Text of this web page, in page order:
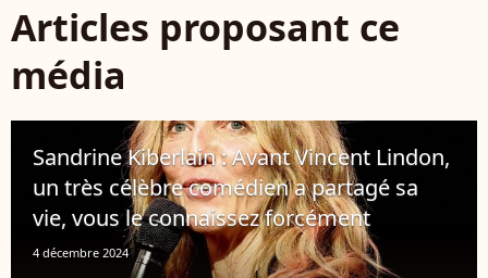
Articles proposant ce
média
Sandrine Kiberlain : Avant Vincent Lindon,
un très célèbre comédien a partagé sa
vie, vous le connaissez forcément
4 décembre 2024